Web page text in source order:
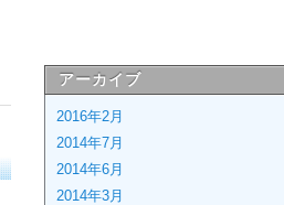
アーカイブ
2016年2月
2014年7月
2014年6月
2014年3月